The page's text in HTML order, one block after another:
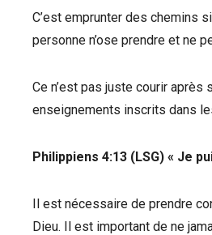
C’est emprunter des chemins
personne n’ose prendre et ne
Ce n’est pas juste courir
enseignements inscrits dans
Philippiens 4:13 (LSG) « Je
Il est nécessaire de prendre
Dieu. Il est important de ne